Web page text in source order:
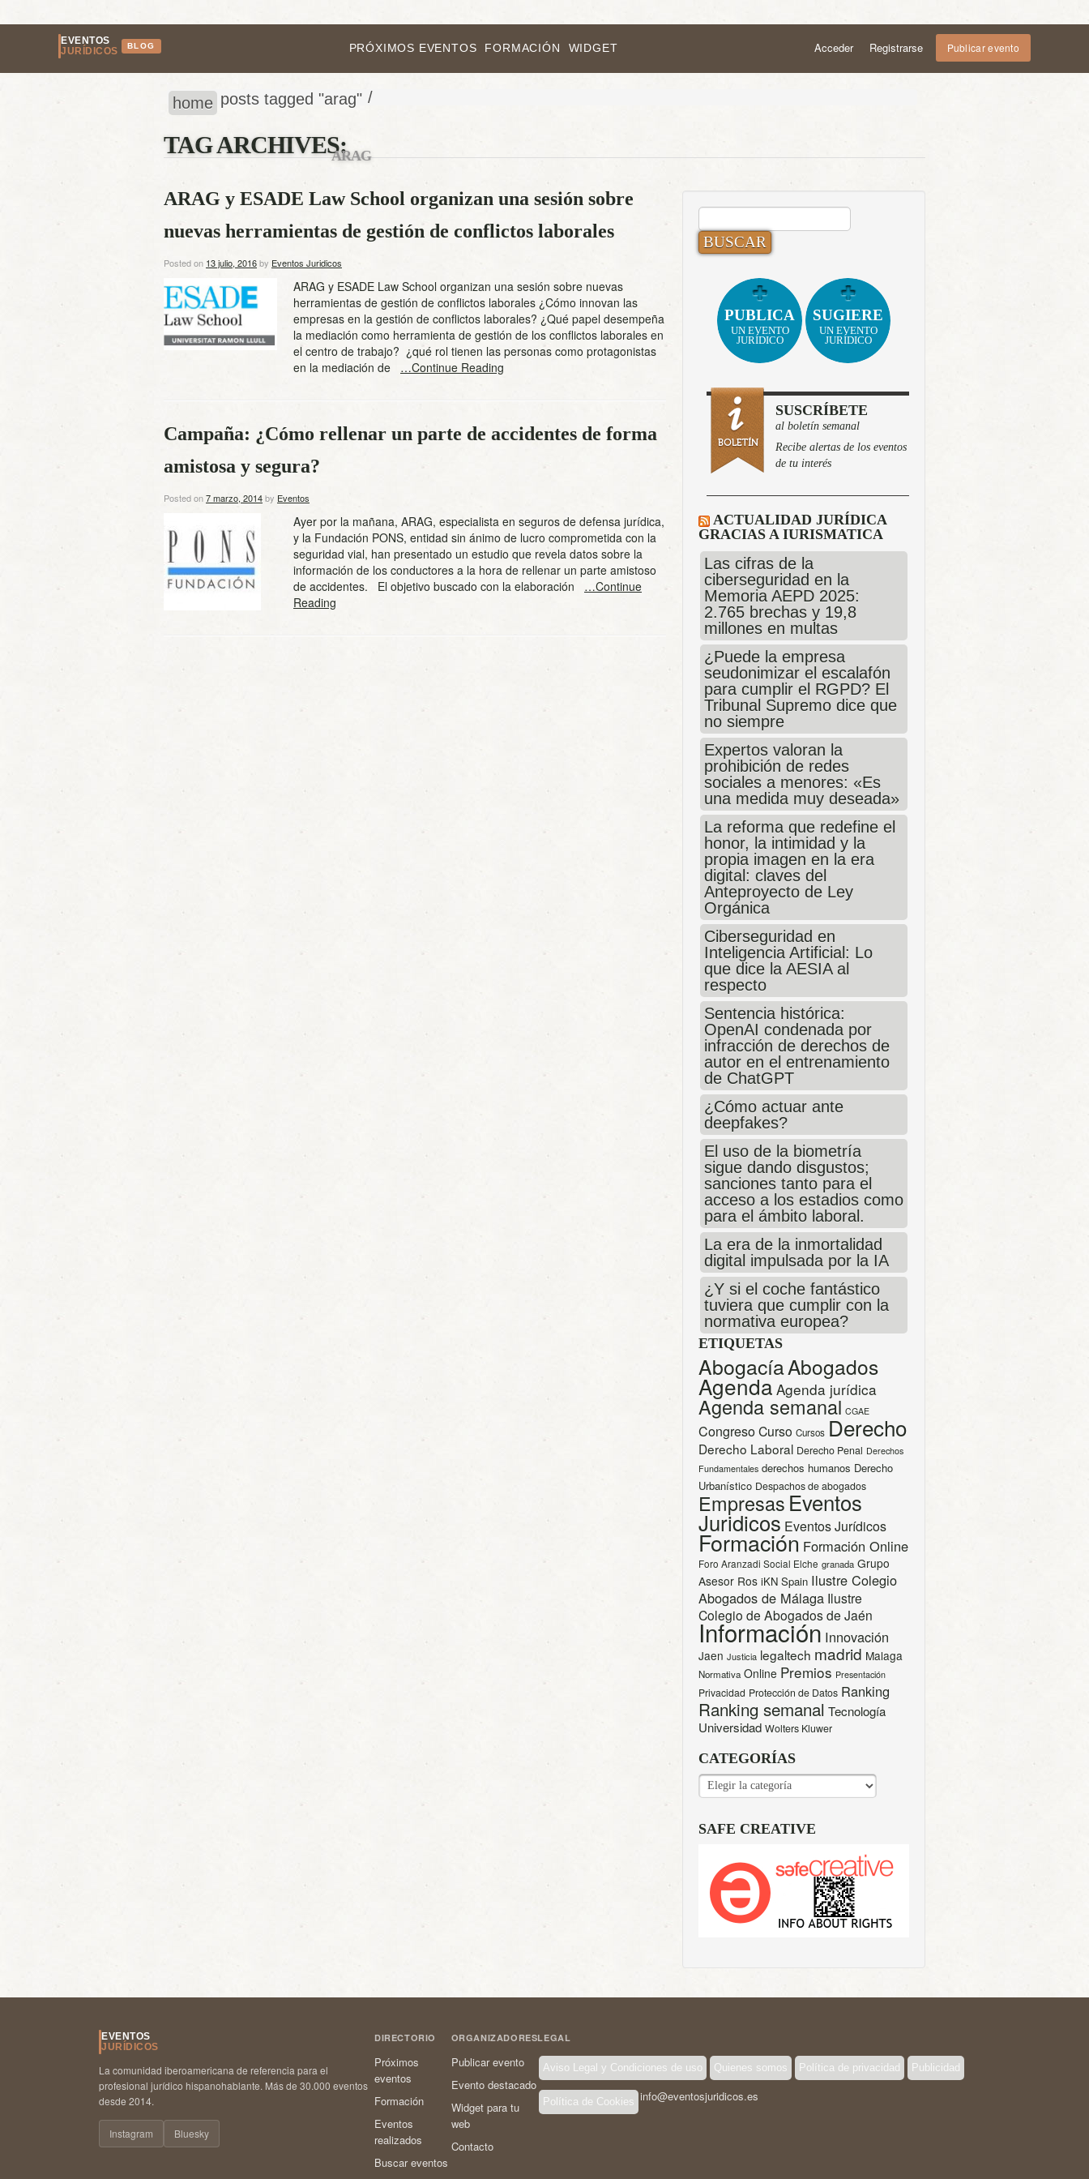
EVENTOS
JURÍDICOS
BLOG PRÓXIMOS EVENTOS FORMACIÓN WIDGET Acceder Registrarse Publicar evento
home /
posts tagged "arag"
TAG ARCHIVES:ARAG
ARAG y ESADE Law School organizan una sesión sobre
nuevas herramientas de gestión de conflictos laborales
Posted on 13 julio, 2016by Eventos Juridicos
ARAG y ESADE Law School organizan una sesión sobre nuevas
herramientas de gestión de conflictos laborales ¿Cómo innovan las
empresas en la gestión de conflictos laborales? ¿Qué papel desempeña
la mediación como herramienta de gestión de los conflictos laborales en
el centro de trabajo? ¿qué rol tienen las personas como protagonistas
en la mediación de …Continue Reading
Campaña: ¿Cómo rellenar un parte de accidentes de forma
amistosa y segura?
Posted on7 marzo, 2014by Eventos
Ayer por la mañana, ARAG, especialista en seguros de defensa jurídica,
y la Fundación PONS, entidad sin ánimo de lucro comprometida con la
seguridad vial, han presentado un estudio que revela datos sobre la
información de los conductores a la hora de rellenar un parte amistoso
de accidentes. El objetivo buscado con la elaboración …Continue
Reading
BUSCAR:
PUBLICA
UN EVENTO
JURÍDICO
SUGIERE
UN EVENTO
JURÍDICO
SUSCRÍBETE
al boletín semanal
Recibe alertas de los eventos
de tu interés
ACTUALIDAD JURÍDICA
GRACIAS A IURISMATICA
Las cifras de la
ciberseguridad en la
Memoria AEPD 2025:
2.765 brechas y 19,8
millones en multas
¿Puede la empresa
seudonimizar el escalafón
para cumplir el RGPD? El
Tribunal Supremo dice que
no siempre
Expertos valoran la
prohibición de redes
sociales a menores: «Es
una medida muy deseada»
La reforma que redefine el
honor, la intimidad y la
propia imagen en la era
digital: claves del
Anteproyecto de Ley
Orgánica
Ciberseguridad en
Inteligencia Artificial: Lo
que dice la AESIA al
respecto
Sentencia histórica:
OpenAI condenada por
infracción de derechos de
autor en el entrenamiento
de ChatGPT
¿Cómo actuar ante
deepfakes?
El uso de la biometría
sigue dando disgustos;
sanciones tanto para el
acceso a los estadios como
para el ámbito laboral.
La era de la inmortalidad
digital impulsada por la IA
¿Y si el coche fantástico
tuviera que cumplir con la
normativa europea?
ETIQUETAS
AbogacíaAbogados
Agenda Agenda jurídica
Agenda semanal CGAE
CongresoCurso Cursos Derecho
Derecho Laboral Derecho Penal Derechos
Fundamentales derechos humanos Derecho
Urbanístico Despachos de abogados
Empresas Eventos
Juridicos Eventos Jurídicos
Formación Formación Online
Foro Aranzadi Social Elche granada Grupo
Asesor Ros iKN Spain Ilustre Colegio
Abogados de Málaga Ilustre
Colegio de Abogados de Jaén
Información Innovación
Jaen Justicia legaltech madrid Malaga
Normativa Online Premios Presentación
Privacidad Protección de Datos Ranking
Ranking semanal Tecnología
Universidad Wolters Kluwer
CATEGORÍAS
CATEGORÍAS
SAFE CREATIVE
EVENTOS
JURÍDICOS
La comunidad iberoamericana de referencia para el
profesional jurídico hispanohablante. Más de 30.000 eventos
desde 2014.
Instagram Bluesky
DIRECTORIO
Próximos
eventos
Formación
Eventos
realizados
Buscar eventos
ORGANIZADORES
Publicar evento
Evento destacado
Widget para tu
web
Contacto
LEGAL
Aviso Legal y Condiciones de uso Quienes somos Política de privacidad Publicidad
Política de Cookies info@eventosjuridicos.es